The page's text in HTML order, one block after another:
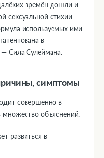
времён дошли и
сексуальной стихии
используемых ими
в
— Сила Сулеймана.
симптомы
совершенно в
множество объяснений.
развиться в